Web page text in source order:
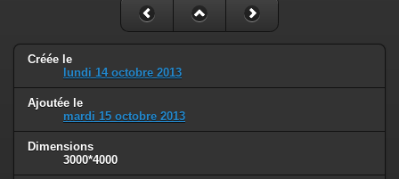
Créée le
lundi 14 octobre 2013
Ajoutée le
mardi 15 octobre 2013
Dimensions
3000*4000